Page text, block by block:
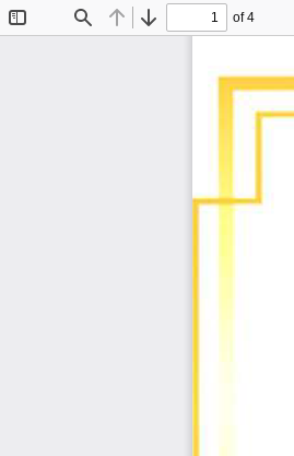
Find Previous
Next
of 4